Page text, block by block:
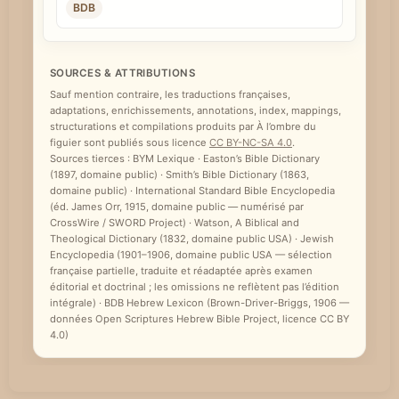
BDB
SOURCES & ATTRIBUTIONS
Sauf mention contraire, les traductions françaises,
adaptations, enrichissements, annotations, index, mappings,
structurations et compilations produits par À l’ombre du
figuier sont publiés sous licence CC BY-NC-SA 4.0.
Sources tierces : BYM Lexique · Easton’s Bible Dictionary
(1897, domaine public) · Smith’s Bible Dictionary (1863,
domaine public) · International Standard Bible Encyclopedia
(éd. James Orr, 1915, domaine public — numérisé par
CrossWire / SWORD Project) · Watson, A Biblical and
Theological Dictionary (1832, domaine public USA) · Jewish
Encyclopedia (1901–1906, domaine public USA — sélection
française partielle, traduite et réadaptée après examen
éditorial et doctrinal ; les omissions ne reflètent pas l’édition
intégrale) · BDB Hebrew Lexicon (Brown-Driver-Briggs, 1906 —
données Open Scriptures Hebrew Bible Project, licence CC BY
4.0)